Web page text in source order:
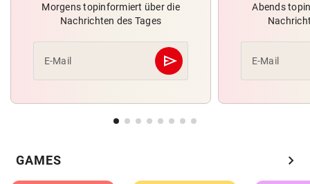
Morgens topinformiert über die
Nachrichten des Tages
E-Mail send
Abschicken
Abends
E-Mail
GAMES chevron_right